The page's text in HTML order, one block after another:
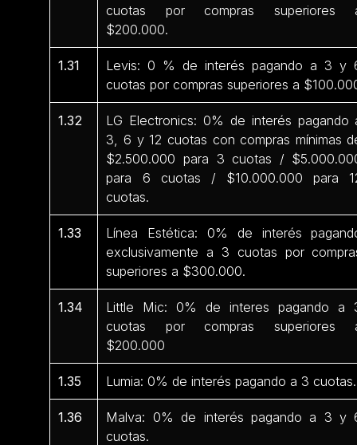
cuotas por compras superiores
$200.000.
1.31
Levis: 0 % de interés pagando a 3 y
cuotas por compras superiores a
1.32
LG Electronics: 0% de interés pagando
3, 6 y 12 cuotas con compras mínimas
$2.500.000 para 3 cuotas /
para 6 cuotas / $10.000.000 para
cuotas.
1.33
Línea Estética: 0% de interés
exclusivamente a 3 cuotas por
superiores a $300.000.
1.34
Little Mic: 0% de interes pagando a
cuotas por compras superiores
$200.000
1.35 Lumia: 0% de interés pagando a 3 cuotas.
1.36
Malva: 0% de interés pagando a 3 y
cuotas.